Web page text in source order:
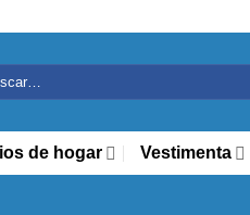
de hogar Vestimenta